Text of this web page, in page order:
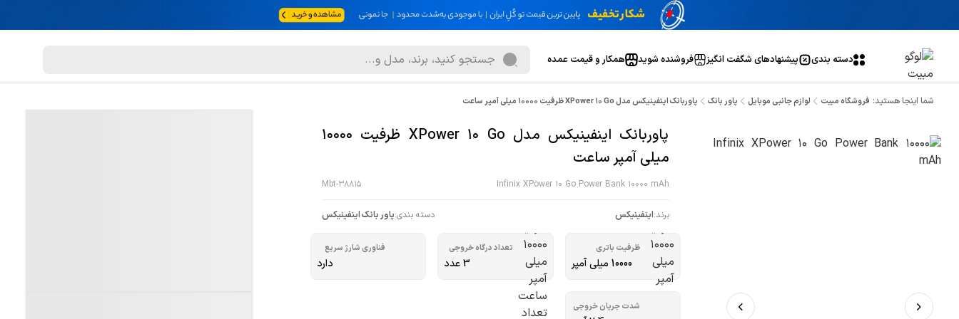
دسته بندی پیشنهاد‌های شگفت انگیز فروشنده شوید همکار و قیمت عمده
شما اینجا هستید: فروشگاه مبیت لوازم جانبی موبایل پاور بانک پاوربانک اینفینیکس مدل XPower 10 Go ظرفیت 10000 میلی آمپر ساعت
پاوربانک اینفینیکس مدل XPower 10 Go ظرفیت 10000
میلی آمپر ساعت
Infinix XPower 10 Go Power Bank 10000 mAh
Mbt-38815
برند:اینفینیکس دسته بندی:پاور بانک اینفینیکس
ظرفیت باتری
10000 میلی‌ آمپر
تعداد درگاه خروجی
3 عدد
فناوری شارژ سریع
دارد
شدت جریان خروجی